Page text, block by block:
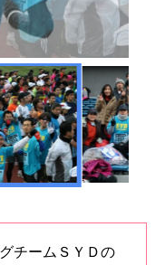
チームＳＹＤの